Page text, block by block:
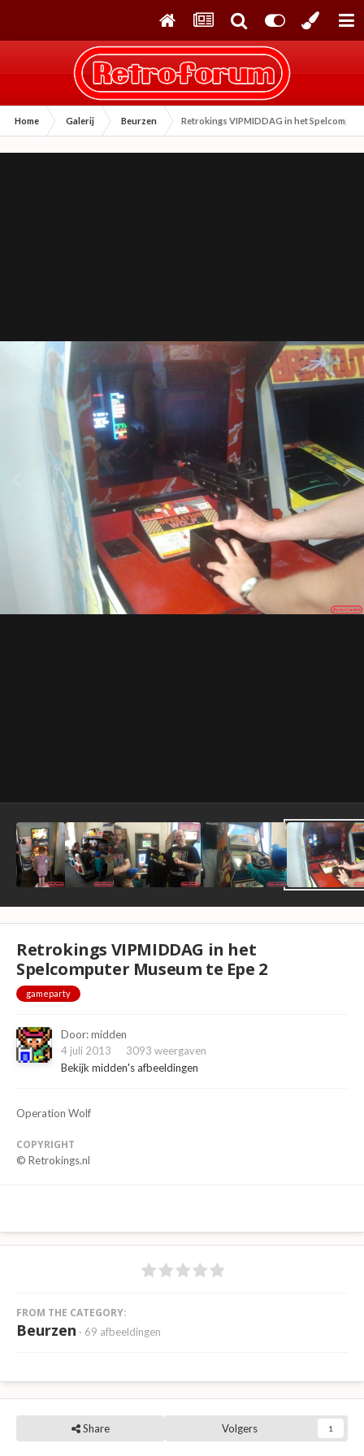
Home Galerij Beurzen Retrokings VIPMIDDAG in het
Retrokings VIPMIDDAG in het
Spelcomputer Museum te Epe 2
gameparty
Door:midden
4 juli 2013
3093 weergaven
Bekijk midden's afbeeldingen
Operation Wolf
COPYRIGHT
© Retrokings.nl
FROM THE CATEGORY:
Beurzen · 69 afbeeldingen
Share Volgers 1